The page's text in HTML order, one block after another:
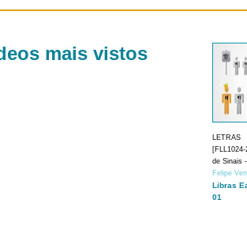
mais vistos
LETRAS
de Sinais
Felipe
Libras
01